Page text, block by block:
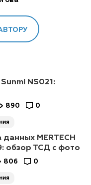
NS021:
890 0
MERTECH
обзор ТСД с фото
806 0